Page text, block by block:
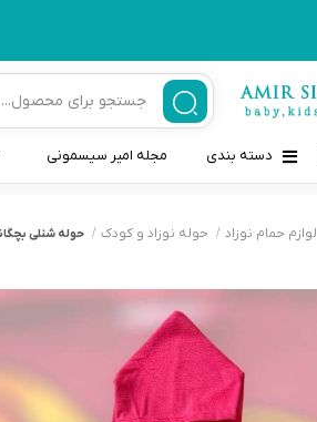
دسته بندی
قاب و بندپستانک
سرنگ داروخوری نوزاد
شانه برس کودک
پواربینی
مجله امیر سیسمونی
لوازم حمام نوزاد حوله نوزاد و کودک حوله شنلی